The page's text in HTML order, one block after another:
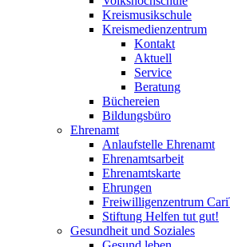
Kreismusikschule
Kreismedienzentrum
Kontakt
Aktuell
Service
Beratung
Büchereien
Bildungsbüro
Ehrenamt
Anlaufstelle Ehrenamt
Ehrenamtsarbeit
Ehrenamtskarte
Ehrungen
Freiwilligenzentrum
Stiftung Helfen tut gut!
Gesundheit und Soziales